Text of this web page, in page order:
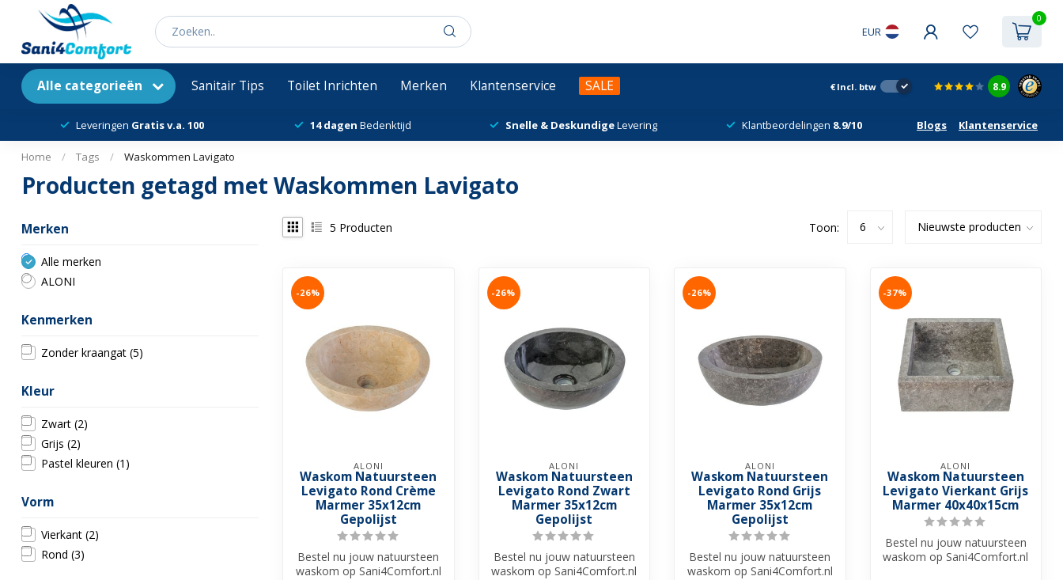
EUR
0
Alle categorieën Sanitair Tips Toilet Inrichten Merken Klantenservice SALE € Incl. btw 8.9
Leveringen Gratis v.a. 100 14 dagen Bedenktijd Snelle & DeskundigeLevering Klantbeordelingen 8.9/10 Blogs Klantenservice
Home / Tags / Waskommen Lavigato
Producten getagd met Waskommen Lavigato
Merken
Alle merken
ALONI
Kenmerken
Zonder kraangat (5)
Kleur
Zwart (2)
Grijs (2)
Pastel kleuren (1)
Vorm
Vierkant (2)
Rond (3)
5 Producten Toon:
-26%
ALONI
Waskom Natuursteen
Levigato Rond Crème
Marmer 35x12cm
Gepolijst
Bestel nu jouw natuursteen
waskom op Sani4Comfort.nl
-26%
ALONI
Waskom Natuursteen
Levigato Rond Zwart
Marmer 35x12cm
Gepolijst
Bestel nu jouw natuursteen
waskom op Sani4Comfort.nl
-26%
ALONI
Waskom Natuursteen
Levigato Rond Grijs
Marmer 35x12cm
Gepolijst
Bestel nu jouw natuursteen
waskom op Sani4Comfort.nl
-37%
ALONI
Waskom Natuursteen
Levigato Vierkant Grijs
Marmer 40x40x15cm
Bestel nu jouw natuursteen
waskom op Sani4Comfort.nl